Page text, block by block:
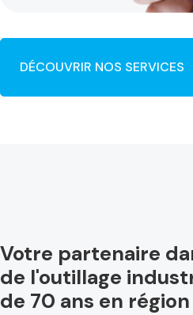
DÉCOUVRIR NOS SERVICES
Votre partenaire
de l'outillage
de 70 ans en